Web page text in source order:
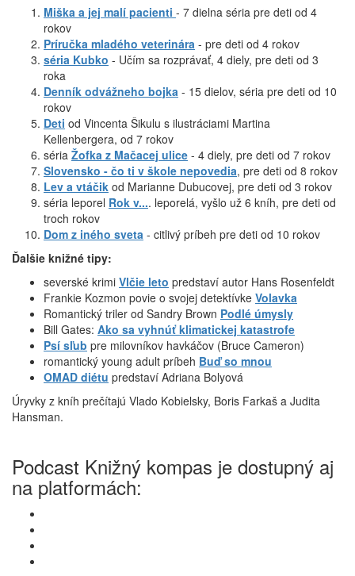
Miška a jej malí pacienti - 7 dielna séria pre deti od 4
rokov
Príručka mladého veterinára - pre deti od 4 rokov
séria Kubko - Učím sa rozprávať, 4 diely, pre deti od 3
roka
Denník odvážneho bojka - 15 dielov, séria pre deti od 10
rokov
Deti od Vincenta Šikulu s ilustráciami Martina
Kellenbergera, od 7 rokov
séria Žofka z Mačacej ulice - 4 diely, pre deti od 7 rokov
Slovensko - čo ti v škole nepovedia, pre deti od 8 rokov
Lev a vtáčik od Marianne Dubucovej, pre deti od 3 rokov
séria leporel Rok v.... leporelá, vyšlo už 6 kníh, pre deti od
troch rokov
Dom z iného sveta - citlivý príbeh pre deti od 10 rokov
Ďalšie knižné tipy:
severské krimi Vlčie leto predstaví autor Hans Rosenfeldt
Frankie Kozmon povie o svojej detektívke Volavka
Romantický triler od Sandry Brown Podlé úmysly
Bill Gates: Ako sa vyhnúť klimatickej katastrofe
Psí sľub pre milovníkov havkáčov (Bruce Cameron)
romantický young adult príbeh Buď so mnou
OMAD diétu predstaví Adriana Bolyová
Úryvky z kníh prečítajú Vlado Kobielsky, Boris Farkaš a Judita
Hansman.
Podcast Knižný kompas je dostupný aj
na platformách: